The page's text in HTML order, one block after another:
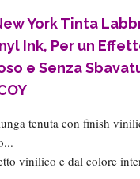
York Tinta
Ink, Per un
e Senza
tenuta con finish
vinilico e dal colore